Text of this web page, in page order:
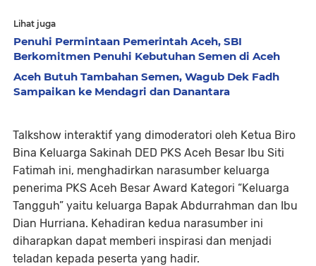
Lihat juga
Penuhi Permintaan Pemerintah Aceh, SBI
Berkomitmen Penuhi Kebutuhan Semen di Aceh
Aceh Butuh Tambahan Semen, Wagub Dek Fadh
Sampaikan ke Mendagri dan Danantara
Talkshow interaktif yang dimoderatori oleh Ketua Biro
Bina Keluarga Sakinah DED PKS Aceh Besar Ibu Siti
Fatimah ini, menghadirkan narasumber keluarga
penerima PKS Aceh Besar Award Kategori “Keluarga
Tangguh” yaitu keluarga Bapak Abdurrahman dan Ibu
Dian Hurriana. Kehadiran kedua narasumber ini
diharapkan dapat memberi inspirasi dan menjadi
teladan kepada peserta yang hadir.